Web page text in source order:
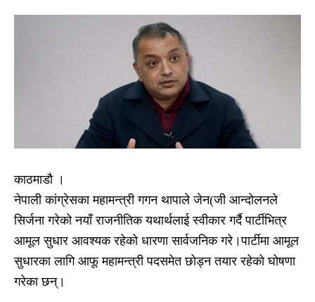
काठमाडौ ।
नेपाली कांग्रेसका महामन्त्री गगन थापाले जेन(जी आन्दोलनले
सिर्जना गरेको नयाँ राजनीतिक यथार्थलाई स्वीकार गर्दै पार्टीभित्र
आमूल सुधार आवश्यक रहेको धारणा सार्वजनिक गरे।पार्टीमा आमूल
सुधारका लागि आफू महामन्त्री पदसमेत छोड्न तयार रहेको घोषणा
गरेका छन्।